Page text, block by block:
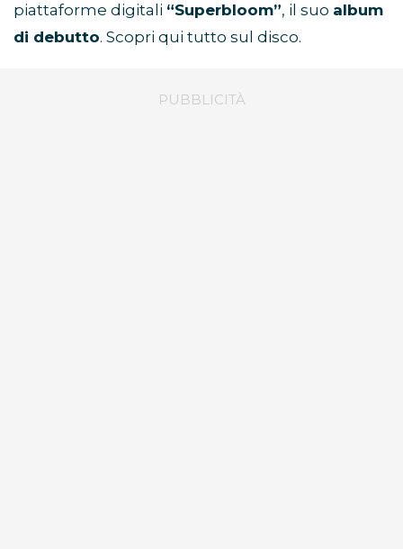
piattaforme digitali “Superbloom”, il suo album
di debutto. Scopri qui tutto sul disco.